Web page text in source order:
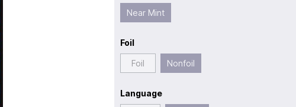
Near Mint
Foil
Foil Nonfoil
Language